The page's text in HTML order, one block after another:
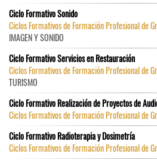
Ciclo Formativo Sonido
Ciclos Formativos de Formación Profesional de
IMAGEN Y SONIDO
Ciclo Formativo Servicios en Restauración
Ciclos Formativos de Formación Profesional de
TURISMO
Ciclo Formativo Realización de Proyectos de
Ciclos Formativos de Formación Profesional de
Ciclo Formativo Radioterapia y Dosimetría
Ciclos Formativos de Formación Profesional de